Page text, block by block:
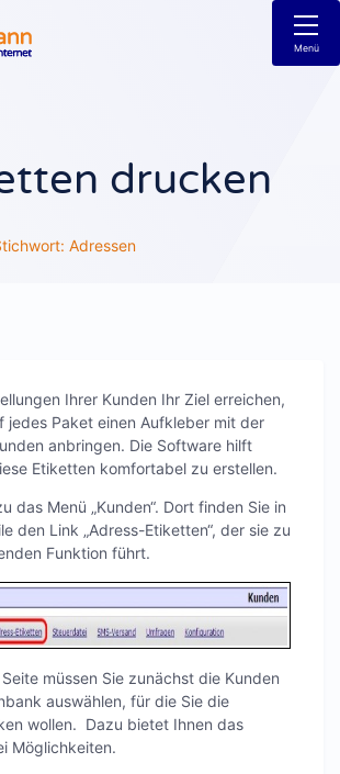
Menü
drucken
Adressen
Ihrer Kunden Ihr Ziel erreichen,
jedes Paket einen Aufkleber mit der
anbringen. Die Software hilft
Etiketten komfortabel zu erstellen.
das Menü „Kunden“. Dort finden Sie in
den Link „Adress-Etiketten“, der sie zu
Funktion führt.
müssen Sie zunächst die Kunden
auswählen, für die Sie die
wollen. Dazu bietet Ihnen das
Möglichkeiten.